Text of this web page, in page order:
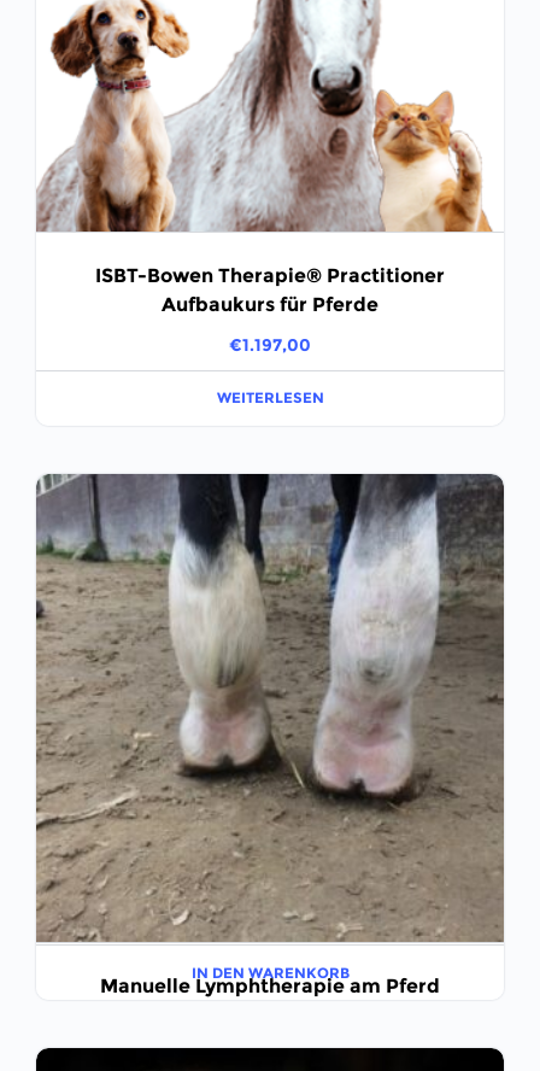
ISBT-Bowen Therapie® Practitioner
Aufbaukurs für Pferde
€1.197,00
WEITERLESEN
Manuelle Lymphtherapie am Pferd
IN DEN WARENKORB